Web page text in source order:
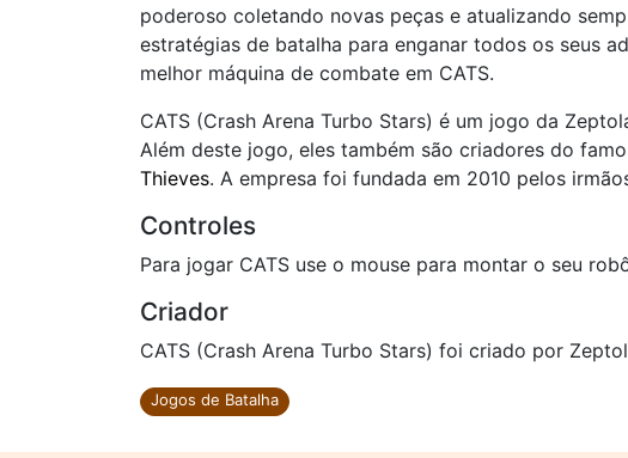
poderoso coletando novas peças e atualizando
estratégias de batalha para enganar todos os seus
melhor máquina de combate em CATS.
CATS (Crash Arena Turbo Stars) é um jogo da
Além deste jogo, eles também são criadores do
Thieves. A empresa foi fundada em 2010 pelos
Controles
Para jogar CATS use o mouse para montar o seu
Criador
CATS (Crash Arena Turbo Stars) foi criado por
Jogos de Batalha